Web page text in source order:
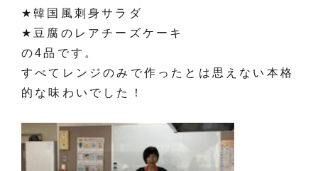
★韓国風刺身サラダ
★豆腐のレアチーズケーキ
の4品です。
すべてレンジのみで作ったとは思えない本格
的な味わいでした！